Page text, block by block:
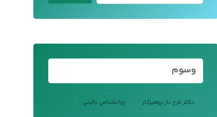
وسوم
دکتر فرح ناز پرهیزکار روانشناس بالینی